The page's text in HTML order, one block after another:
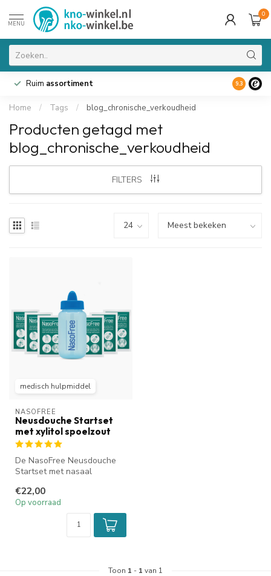
MENU
0
Ruim assortiment 9.3
Home / Tags / blog_chronische_verkoudheid
Producten getagd met
blog_chronische_verkoudheid
FILTERS
medisch hulpmiddel
NASOFREE
Neusdouche Startset
met xylitol spoelzout
De NasoFree Neusdouche
Startset met nasaal
speciaal ont...
€22,00
Op voorraad
Toon 1 - 1 van 1